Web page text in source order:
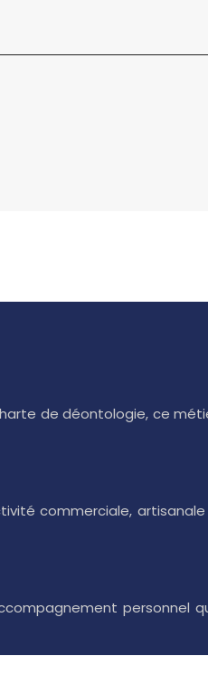
de déontologie, ce
commerciale,
personnel